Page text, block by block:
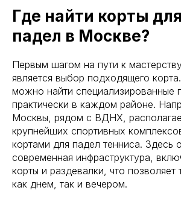
Где найти корты
падел в Москве?
Первым шагом на пути к
является выбор подходящего
можно найти специализированные
практически в каждом районе.
Москвы, рядом с ВДНХ,
крупнейших спортивных
кортами для падел тенниса. Здесь
современная инфраструктура,
корты и раздевалки, что позволяет
как днем, так и вечером.